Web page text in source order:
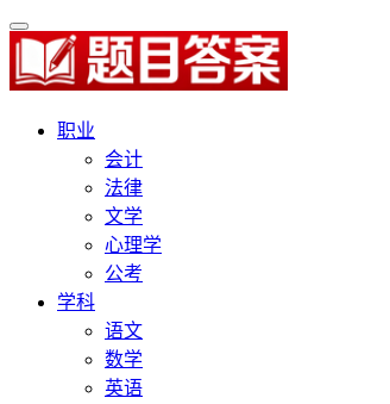
职业
会计
法律
文学
心理学
公考
学科
语文
数学
英语